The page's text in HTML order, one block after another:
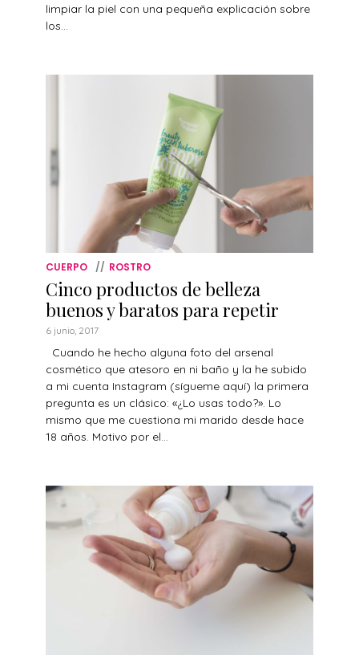
limpiar la piel con una pequeña explicación sobre
los...
CUERPO ROSTRO
Cinco productos de belleza
buenos y baratos para repetir
6 junio, 2017
Cuando he hecho alguna foto del arsenal
cosmético que atesoro en ni baño y la he subido
a mi cuenta Instagram (sígueme aquí) la primera
pregunta es un clásico: «¿Lo usas todo?». Lo
mismo que me cuestiona mi marido desde hace
18 años. Motivo por el...